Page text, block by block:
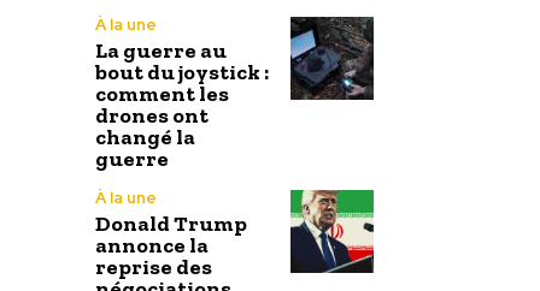
À la une
La guerre au
bout du joystick :
comment les
drones ont
changé la
guerre
À la une
Donald Trump
annonce la
reprise des